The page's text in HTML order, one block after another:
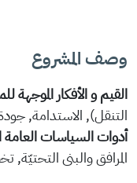
وصف المشروع
القيم و الأفكار الموجهة
التنقل), الاستدامة,
أدوات السياسات العامة
المرافق والبنى التحتيّة,